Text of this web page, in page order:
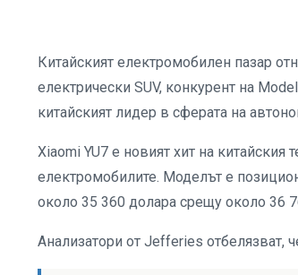
Китайският електромобилен пазар
електрически SUV, конкурент на
китайският лидер в сферата на
Xiaomi YU7 е новият хит на китайския
електромобилите. Моделът е
около 35 360 долара срещу около 36
Анализатори от Jefferies отбелязват,